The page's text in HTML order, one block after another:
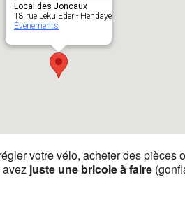
Local des Joncaux
18 rue Leku Eder - Hendaye
Évènements
votre vélo, acheter des pièces
avez juste une bricole à faire